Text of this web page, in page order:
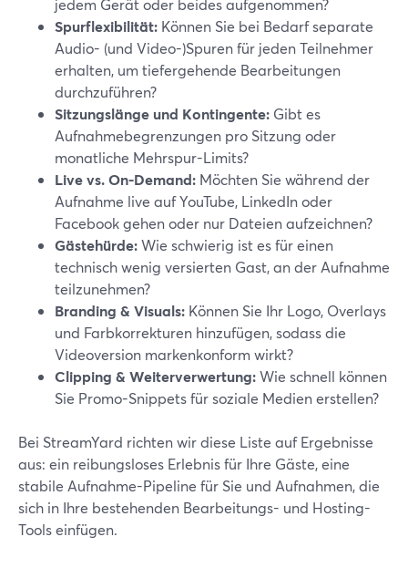
jedem Gerät oder beides aufgenommen?
Spurflexibilität: Können Sie bei Bedarf separate
Audio- (und Video-)Spuren für jeden Teilnehmer
erhalten, um tiefergehende Bearbeitungen
durchzuführen?
Sitzungslänge und Kontingente: Gibt es
Aufnahmebegrenzungen pro Sitzung oder
monatliche Mehrspur-Limits?
Live vs. On-Demand: Möchten Sie während der
Aufnahme live auf YouTube, LinkedIn oder
Facebook gehen oder nur Dateien aufzeichnen?
Gästehürde:Wie schwierig ist es für einen
technisch wenig versierten Gast, an der Aufnahme
teilzunehmen?
Branding & Visuals: Können Sie Ihr Logo, Overlays
und Farbkorrekturen hinzufügen, sodass die
Videoversion markenkonform wirkt?
Clipping & Weiterverwertung:Wie schnell können
Sie Promo-Snippets für soziale Medien erstellen?
Bei StreamYard richten wir diese Liste auf Ergebnisse
aus: ein reibungsloses Erlebnis für Ihre Gäste, eine
stabile Aufnahme-Pipeline für Sie und Aufnahmen, die
sich in Ihre bestehenden Bearbeitungs- und Hosting-
Tools einfügen.